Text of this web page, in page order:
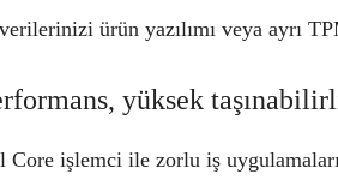
verilerinizi ürün yazılımı veya
yüksek
işlemci ile zorlu iş